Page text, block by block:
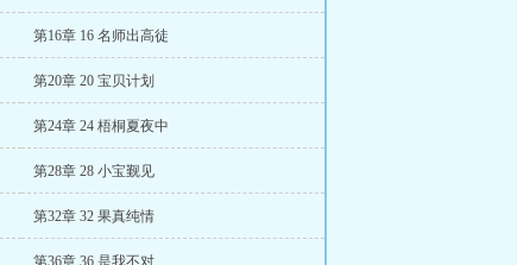
第16章 16 名师出高徒
第20章 20 宝贝计划
第24章 24 梧桐夏夜中
第28章 28 小宝觐见
第32章 32 果真纯情
第36章 36 是我不对